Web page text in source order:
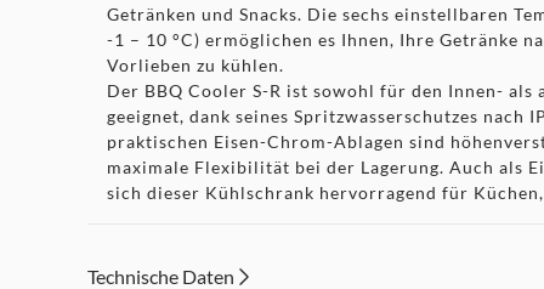
Getränken und Snacks. Die sechs einstellbaren
-1 – 10 °C) ermöglichen es Ihnen, Ihre Getränke
Vorlieben zu kühlen.
Der BBQ Cooler S-R ist sowohl für den Innen- als
geeignet, dank seines Spritzwasserschutzes nach
praktischen Eisen-Chrom-Ablagen sind
maximale Flexibilität bei der Lagerung. Auch als
sich dieser Kühlschrank hervorragend für
Getränke zur Hand und präsentieren diese auf
Technische Daten